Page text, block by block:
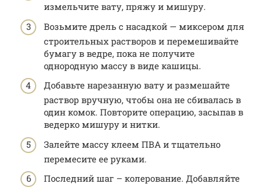
измельчите вату, пряжу и мишуру.
Возьмите дрель с насадкой — миксером для
строительных растворов и перемешивайте
бумагу в ведре, пока не получите
однородную массу в виде кашицы.
Добавьте нарезанную вату и размешайте
раствор вручную, чтобы она не сбивалась в
один комок. Повторите операцию, засыпав в
ведерко мишуру и нитки.
Залейте массу клеем ПВА и тщательно
перемесите ее руками.
Последний шаг – колерование. Добавляйте